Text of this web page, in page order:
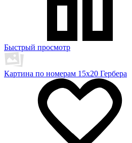
Быстрый просмотр
Картина по номерам 15х20 Гербера